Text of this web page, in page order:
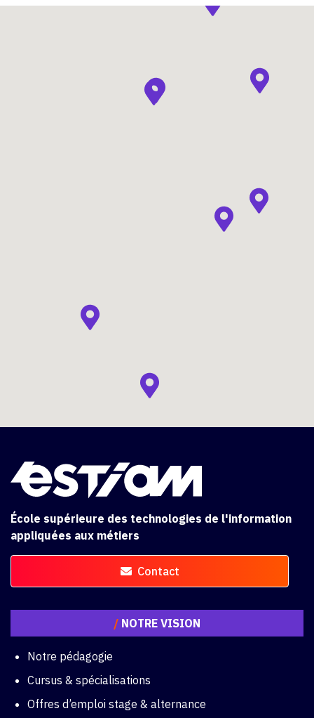
École supérieure des technologies de l'information
appliquées aux métiers
Contact
/ NOTRE VISION
Notre pédagogie
Cursus & spécialisations
Offres d’emploi stage & alternance